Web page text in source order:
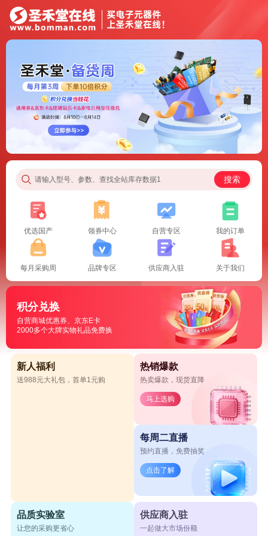
请输入型号、参数、查找全站库存数据1 搜索
优选国产 领券中心 自营专区 我的订单
每月采购周 品牌专区 供应商入驻 关于我们
积分兑换
自营商城优惠券、京东E卡
2000多个大牌实物礼品免费换
新人福利
送988元大礼包，首单1元购
热销爆款
热卖爆款，现货直降
马上选购
每周二直播
预约直播，免费抽奖
点击了解
品质实验室
让您的采购更省心
供应商入驻
一起做大市场份额